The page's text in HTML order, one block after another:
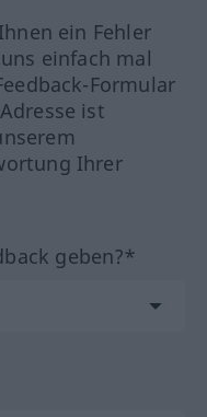
ein Fehler
einfach mal
Formular
ist
Ihrer
geben?*